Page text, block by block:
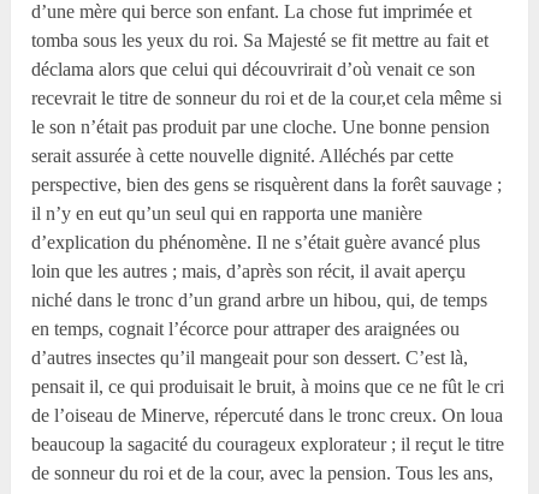
d’une mère qui berce son enfant. La chose fut imprimée et
tomba sous les yeux du roi. Sa Majesté se fit mettre au fait et
déclama alors que celui qui découvrirait d’où venait ce son
recevrait le titre de sonneur du roi et de la cour,et cela même si
le son n’était pas produit par une cloche. Une bonne pension
serait assurée à cette nouvelle dignité. Alléchés par cette
perspective, bien des gens se risquèrent dans la forêt sauvage ;
il n’y en eut qu’un seul qui en rapporta une manière
d’explication du phénomène. Il ne s’était guère avancé plus
loin que les autres ; mais, d’après son récit, il avait aperçu
niché dans le tronc d’un grand arbre un hibou, qui, de temps
en temps, cognait l’écorce pour attraper des araignées ou
d’autres insectes qu’il mangeait pour son dessert. C’est là,
pensait il, ce qui produisait le bruit, à moins que ce ne fût le cri
de l’oiseau de Minerve, répercuté dans le tronc creux. On loua
beaucoup la sagacité du courageux explorateur ; il reçut le titre
de sonneur du roi et de la cour, avec la pension. Tous les ans,